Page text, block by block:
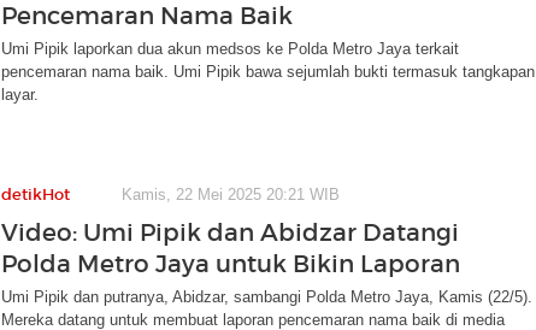
Pencemaran Nama Baik
Umi Pipik laporkan dua akun medsos ke Polda Metro Jaya terkait
pencemaran nama baik. Umi Pipik bawa sejumlah bukti termasuk tangkapan
layar.
detikHot Kamis, 22 Mei 2025 20:21 WIB
Video: Umi Pipik dan Abidzar Datangi
Polda Metro Jaya untuk Bikin Laporan
Umi Pipik dan putranya, Abidzar, sambangi Polda Metro Jaya, Kamis (22/5).
Mereka datang untuk membuat laporan pencemaran nama baik di media